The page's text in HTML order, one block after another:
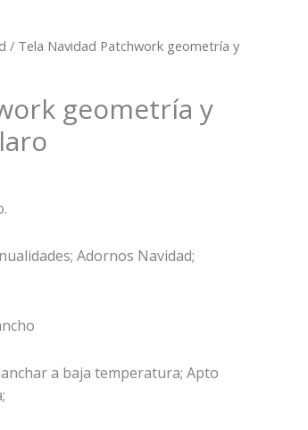
/ Tela Navidad Patchwork geometría y
geometría y
Adornos Navidad;
a baja temperatura; Apto